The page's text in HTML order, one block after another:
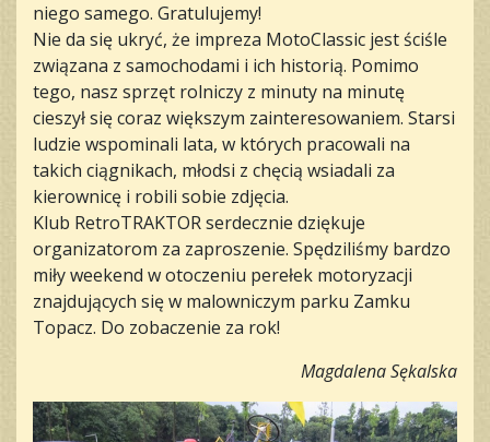
niego samego. Gratulujemy!
Nie da się ukryć, że impreza MotoClassic jest ściśle
związana z samochodami i ich historią. Pomimo
tego, nasz sprzęt rolniczy z minuty na minutę
cieszył się coraz większym zainteresowaniem. Starsi
ludzie wspominali lata, w których pracowali na
takich ciągnikach, młodsi z chęcią wsiadali za
kierownicę i robili sobie zdjęcia.
Klub RetroTRAKTOR serdecznie dziękuje
organizatorom za zaproszenie. Spędziliśmy bardzo
miły weekend w otoczeniu perełek motoryzacji
znajdujących się w malowniczym parku Zamku
Topacz. Do zobaczenie za rok!
Magdalena Sękalska